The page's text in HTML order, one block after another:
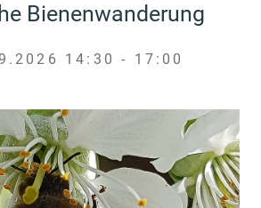
Bienenwanderung
14:30 - 17:00